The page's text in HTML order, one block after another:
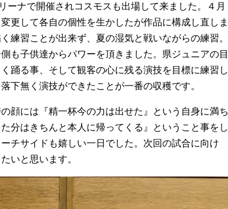
ーナで開催されコスモスも出場して来ました。４月
更して各自の個性を生かしたが作品に構成し直しま
練習ことが出来ず、夏の湿気と戦いながらの練習。
も子供達からパワーを頂きました。県ジュニアの目
踊る事、そして観客の心に残る演技を目標に練習し
下無く演技ができたことが一番の収穫です。
顔には『精一杯今の力は出せた』という自身に満ち
分はきちんと本人に帰ってくる』ということ事をし
チサイドも嬉しい一日でした。次回の試合に向け
いと思います。